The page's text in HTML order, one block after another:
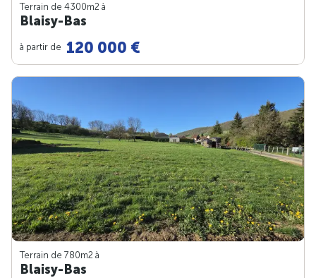
Terrain de 4300m2 à
Blaisy-Bas
à partir de 120 000 €
Terrain de 780m2 à
Blaisy-Bas